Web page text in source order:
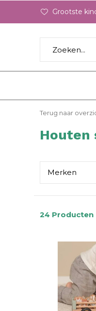
Grootste
Terug naar
Houten
Merken
24 Producten